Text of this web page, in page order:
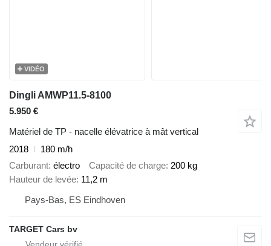
VIDÉO
Dingli AMWP11.5-8100
5.950 €
Matériel de TP - nacelle élévatrice à mât vertical
2018
180 m/h
Carburant électro Capacité de charge 200 kg
Hauteur de levée 11,2 m
Pays-Bas, ES Eindhoven
TARGET Cars bv